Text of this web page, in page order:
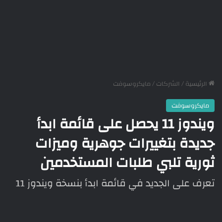
الرئيسية/ الشركات/مايكروسوفت
مايكروسوفت
ويندوز 11 يحصل على قائمة ابدأ
جديدة بتغييرات جوهرية وميزات
ثورية تلبي طلبات المستخدمين
تعرف على الجديد في قائمة ابدأ بنسخة ويندوز 11